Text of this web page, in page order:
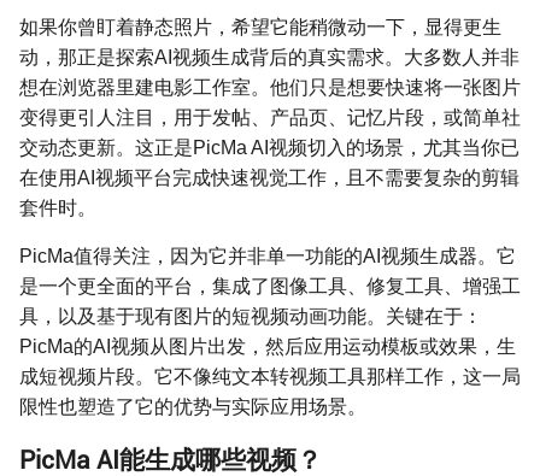
如果你曾盯着静态照片，希望它能稍微动一下，显得更生
动，那正是探索AI视频生成背后的真实需求。大多数人并非
想在浏览器里建电影工作室。他们只是想要快速将一张图片
变得更引人注目，用于发帖、产品页、记忆片段，或简单社
交动态更新。这正是PicMa AI视频切入的场景，尤其当你已
在使用AI视频平台完成快速视觉工作，且不需要复杂的剪辑
套件时。
PicMa值得关注，因为它并非单一功能的AI视频生成器。它
是一个更全面的平台，集成了图像工具、修复工具、增强工
具，以及基于现有图片的短视频动画功能。关键在于：
PicMa的AI视频从图片出发，然后应用运动模板或效果，生
成短视频片段。它不像纯文本转视频工具那样工作，这一局
限性也塑造了它的优势与实际应用场景。
PicMa AI能生成哪些视频？